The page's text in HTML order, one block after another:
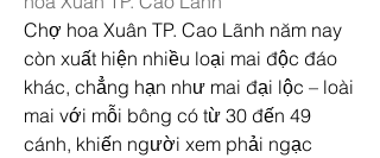
Chợ hoa Xuân TP. Cao Lãnh năm nay
còn xuất hiện nhiều loại mai độc đáo
khác, chẳng hạn như mai đại lộc – loài
mai với mỗi bông có từ 30 đến 49
cánh, khiến người xem phải ngạc